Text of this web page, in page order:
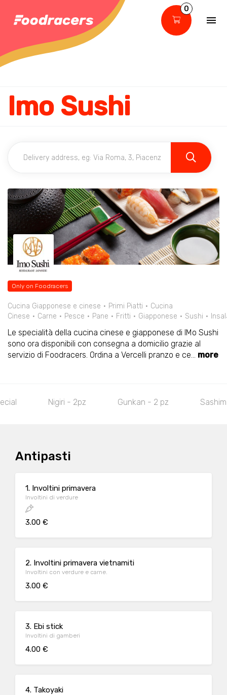
0
Imo Sushi
Only on Foodracers
Cucina Giapponese e cinese Primi Piatti
Cucina
Cinese
Carne Pesce Pane Fritti Giapponese Sushi
Le specialità della cucina cinese e giapponese di IMo Sushi
sono ora disponibili con consegna a domicilio grazie al
servizio di Foodracers. Ordina a Vercelli pranzo e ce... more
Nigiri - 2pz Gunkan - 2 pz Sashimi
Antipasti
1. Involtini primavera
Involtini di verdure
3.00 €
2. Involtini primavera vietnamiti
Involtini con verdure e carne.
3.00 €
3. Ebi stick
Involtini di gamberi
4.00 €
4. Takoyaki